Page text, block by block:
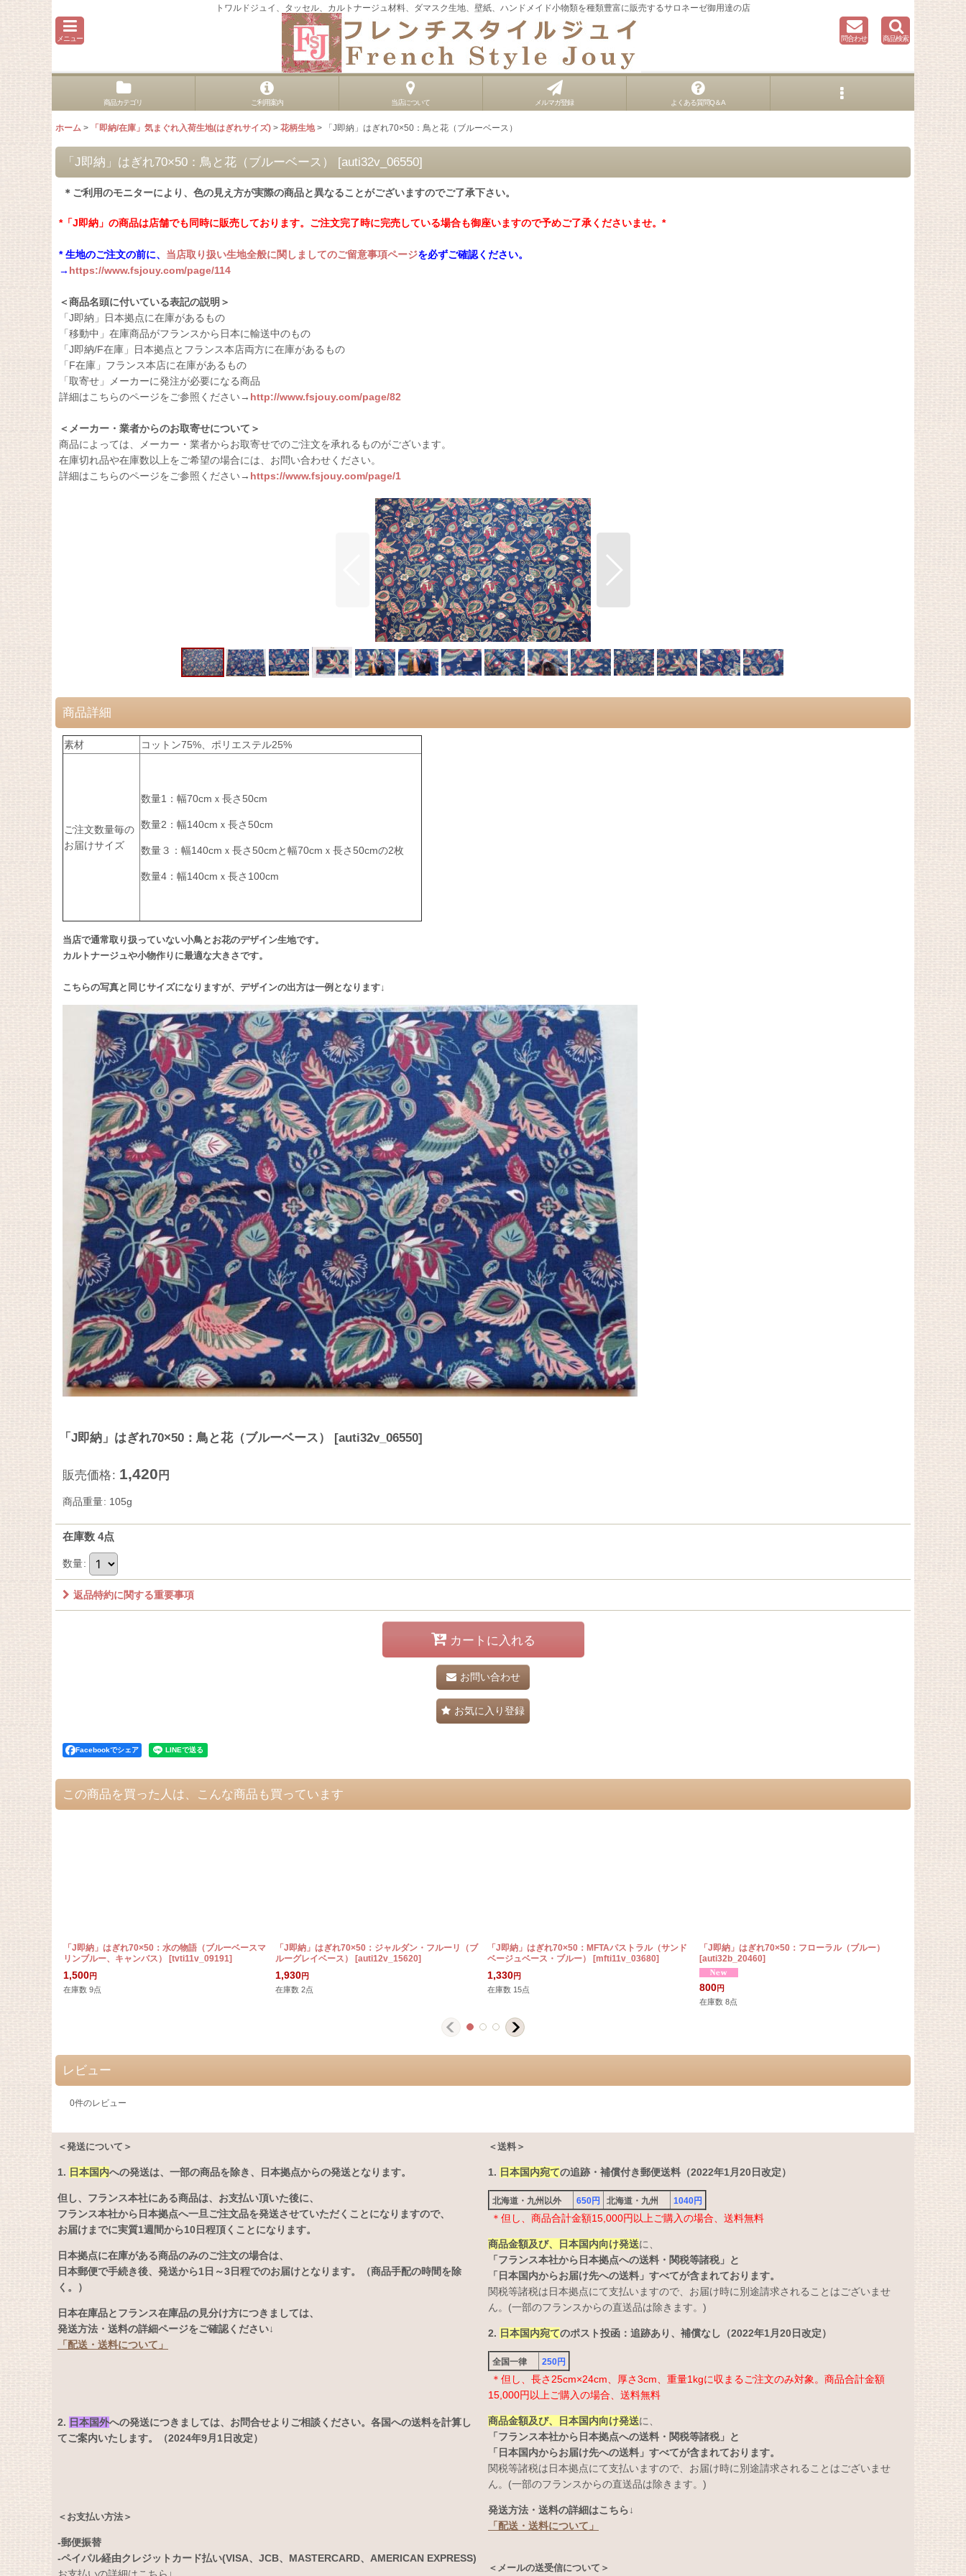
トワルドジュイ、タッセル、カルトナージュ材料、ダマスク生地、壁紙、ハンドメイド小物類を種類豊富に販売するサロネーゼ御用達の店
メニュー 問合わせ 商品検索
商品カテゴリ ご利用案内 当店について メルマガ登録 よくある質問Q＆A
ホーム > 「即納/在庫」気まぐれ入荷生地(はぎれサイズ) > 花柄生地 > 「J即納」はぎれ70×50：鳥と花（ブルーベース）
「J即納」はぎれ70×50：鳥と花（ブルーベース） [auti32v_06550]
＊ご利用のモニターにより、色の見え方が実際の商品と異なることがございますのでご了承下さい。
*「J即納」の商品は店舗でも同時に販売しております。ご注文完了時に完売している場合も御座いますので予めご了承くださいませ。*
* 生地のご注文の前に、 当店取り扱い生地全般に関しましてのご留意事項ページを必ずご確認ください。
→ https://www.fsjouy.com/page/114
＜商品名頭に付いている表記の説明＞
「J即納」日本拠点に在庫があるもの
「移動中」在庫商品がフランスから日本に輸送中のもの
「J即納/F在庫」日本拠点とフランス本店両方に在庫があるもの
「F在庫」フランス本店に在庫があるもの
「取寄せ」メーカーに発注が必要になる商品
詳細はこちらのページをご参照ください→ http://www.fsjouy.com/page/82
＜メーカー・業者からのお取寄せについて＞
商品によっては、メーカー・業者からお取寄せでのご注文を承れるものがございます。
在庫切れ品や在庫数以上をご希望の場合には、お問い合わせください。
詳細はこちらのページをご参照ください→ https://www.fsjouy.com/page/1
商品詳細
素材 コットン75%、ポリエステル25%
ご注文数量毎の
お届けサイズ
数量1：幅70cmｘ長さ50cm
数量2：幅140cmｘ長さ50cm
数量３：幅140cmｘ長さ50cmと幅70cmｘ長さ50cmの2枚
数量4：幅140cmｘ長さ100cm
当店で通常取り扱っていない小鳥とお花のデザイン生地です。
カルトナージュや小物作りに最適な大きさです。
こちらの写真と同じサイズになりますが、デザインの出方は一例となります↓
「J即納」はぎれ70×50：鳥と花（ブルーベース） [auti32v_06550]
販売価格: 1,420 円
商品重量: 105g
在庫数 4点
数量:
返品特約に関する重要事項
カートに入れる
お問い合わせ
お気に入り登録
Facebookでシェア
この商品を買った人は、こんな商品も買っています
「J即納」はぎれ70×50：水の物語（ブルーベースマ
リンブルー、キャンバス）
[tvti11v_09191]
1,500円
在庫数 9点
「J即納」はぎれ70×50：ジャルダン・フルーリ（ブ
ルーグレイベース）
[auti12v_15620]
1,930円
在庫数 2点
「J即納」はぎれ70×50：MFTAパストラル（サンド
ベージュベース・ブルー）
[mfti11v_03680]
1,330円
在庫数 15点
「J即納」はぎれ70×50：フローラル（ブルー）
[auti32b_20460]
800円
在庫数 8点
レビュー
0件のレビュー
＜発送について＞
1. 日本国内への発送は、 一部の商品を除き、日本拠点からの発送となります。
但し、フランス本社にある商品は、お支払い頂いた後に、
フランス本社から日本拠点へ一旦ご注文品を発送させていただくことになりますので、
お届けまでに実質1週間から10日程頂くことになります。
日本拠点に在庫がある商品のみのご注文の場合は、
日本郵便で手続き後、発送から1日～3日程でのお届けとなります。（商品手配の時間を除
く。）
日本在庫品とフランス在庫品の見分け方につきましては、
発送方法・送料の詳細ページをご確認ください↓
「配送・送料について」
2. 日本国外への発送につきましては、お問合せよりご相談ください。各国への送料を計算し
てご案内いたします。（2024年9月1日改定）
＜お支払い方法＞
-郵便振替
-ペイパル経由クレジットカード払い(VISA、JCB、MASTERCARD、AMERICAN EXPRESS)
お支払いの詳細はこちら↓
＜送料＞
1. 日本国内宛ての追跡・補償付き郵便送料（2022年1月20日改定）
北海道・九州以外 650円 北海道・九州 1040円
＊但し、商品合計金額15,000円以上ご購入の場合、送料無料
商品金額及び、日本国内向け発送に、
「フランス本社から日本拠点への送料・関税等諸税」と
「日本国内からお届け先への送料」すべてが含まれております。
関税等諸税は日本拠点にて支払いますので、お届け時に別途請求されることはございませ
ん。(一部のフランスからの直送品は除きます。)
2. 日本国内宛てのポスト投函：追跡あり、補償なし（2022年1月20日改定）
全国一律 250円
＊但し、長さ25cm×24cm、厚さ3cm、重量1kgに収まるご注文のみ対象。商品合計金額
15,000円以上ご購入の場合、送料無料
商品金額及び、日本国内向け発送に、
「フランス本社から日本拠点への送料・関税等諸税」と
「日本国内からお届け先への送料」すべてが含まれております。
関税等諸税は日本拠点にて支払いますので、お届け時に別途請求されることはございませ
ん。(一部のフランスからの直送品は除きます。)
発送方法・送料の詳細はこちら↓
「配送・送料について」
＜メールの送受信について＞